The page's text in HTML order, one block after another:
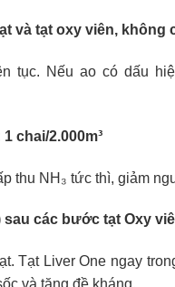
và tạt oxy viên, không
tục. Nếu ao có dấu
chai/2.000m³
thu NH₃ tức thì, giảm
sau các bước tạt Oxy
Tạt Liver One ngay